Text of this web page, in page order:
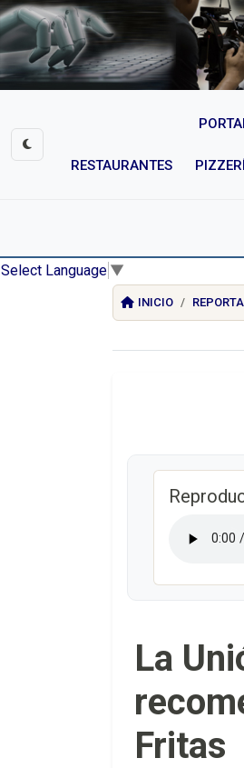
RESTAURANTES
Select Language ▼
INICIO
La
Fritas